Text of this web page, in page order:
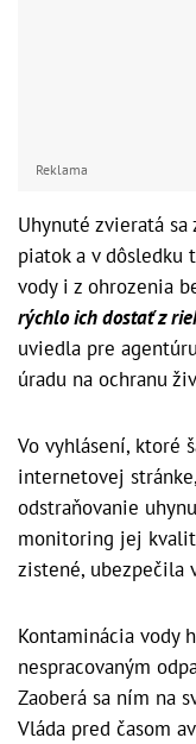
Reklama
Uhynuté zvieratá
piatok a v dôsledku
vody i z ohrozenia
rýchlo ich dostať z
uviedla pre
úradu na ochranu
Vo vyhlásení, ktoré
internetovej
odstraňovanie
monitoring jej
zistené, ubezpečila
Kontaminácia vody
nespracovaným
Zaoberá sa ním na
Vláda pred časom